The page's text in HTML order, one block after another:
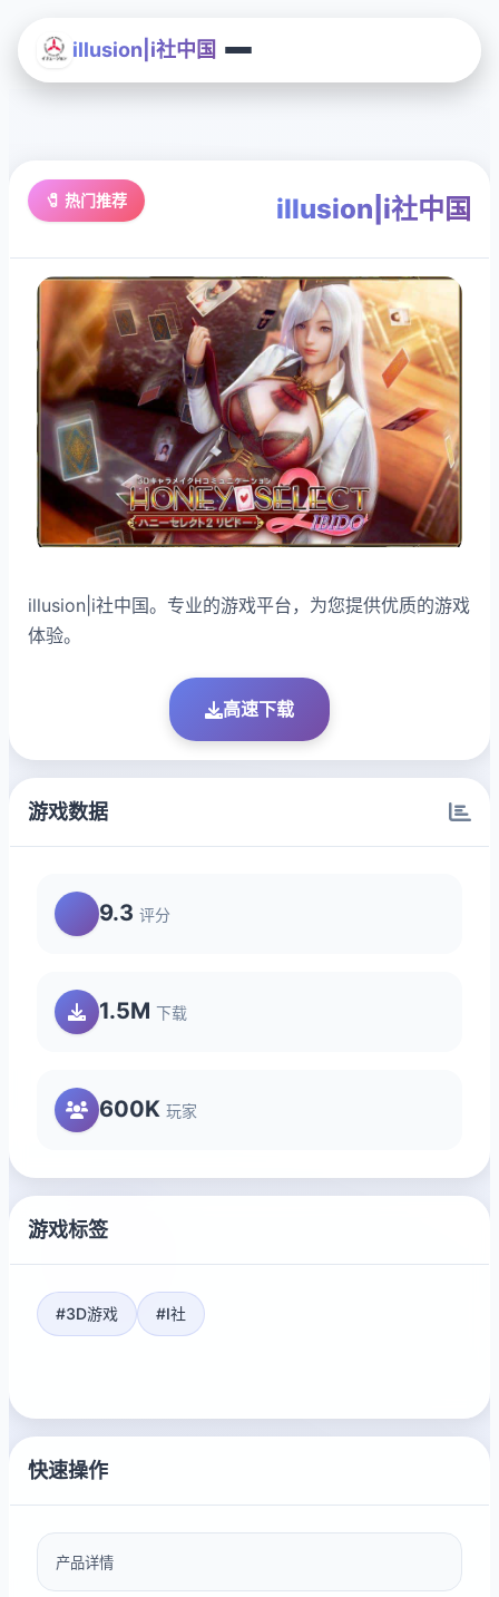
illusion|i社中国
🧷 热门推荐 illusion|i社中国
illusion|i社中国。专业的游戏平台，为您提供优质的游戏
体验。
高速下载
游戏数据
9.3 评分
1.5M 下载
600K 玩家
游戏标签
#3D游戏 #I社
快速操作
产品详情